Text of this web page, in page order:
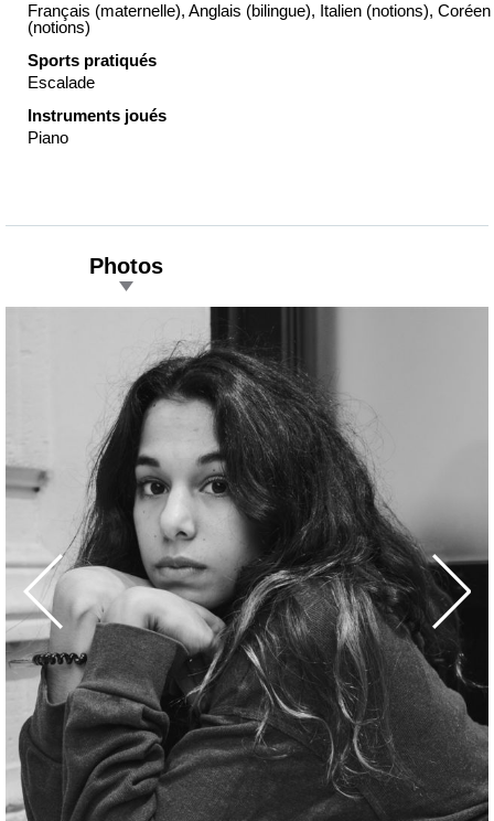
Français (maternelle), Anglais (bilingue), Italien (notions), Coréen
(notions)
Sports pratiqués
Escalade
Instruments joués
Piano
Photos